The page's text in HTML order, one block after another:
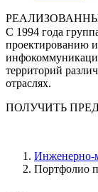
С 1994 года
проектированию
территорий
отраслях.
ПОЛУЧИТЬ
Инженерно-
Портфолио